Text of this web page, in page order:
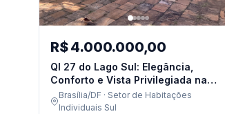
R$ 4.000.000,00
QI 27 do Lago Sul: Elegância,
Conforto e Vista Privilegiada na
Ponta Seca
Brasília/DF · Setor de Habitações
Individuais Sul